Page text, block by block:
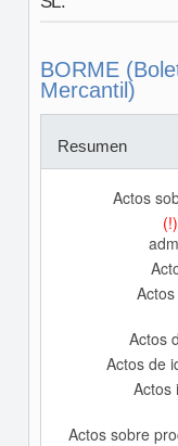
BORME
Mercantil)
Resumen
Actos
(!)
Actos
Actos de
Actos
Actos sobre